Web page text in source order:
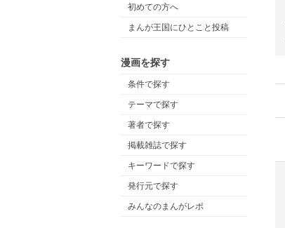
初めての方へ
まんが王国にひとこと投稿
漫画を探す
条件で探す
テーマで探す
著者で探す
掲載雑誌で探す
キーワードで探す
発行元で探す
みんなのまんがレポ